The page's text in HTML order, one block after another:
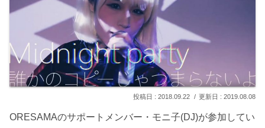
2018.09.22 2019.08.08
ORESAMAのサポートメンバー・モニ子(DJ)が参加してい